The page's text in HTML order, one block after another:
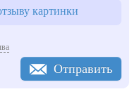
картинки
Отправить